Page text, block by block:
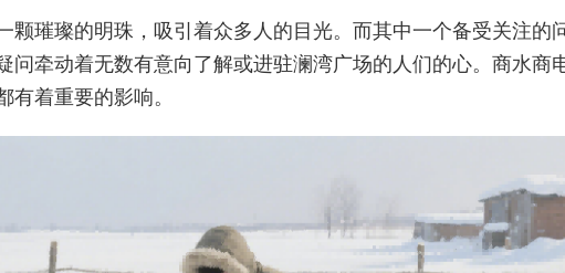
颗璀璨的明珠，吸引着众多人的目光。而其中一个备受关注的
问牵动着无数有意向了解或进驻澜湾广场的人们的心。商水商
着重要的影响。